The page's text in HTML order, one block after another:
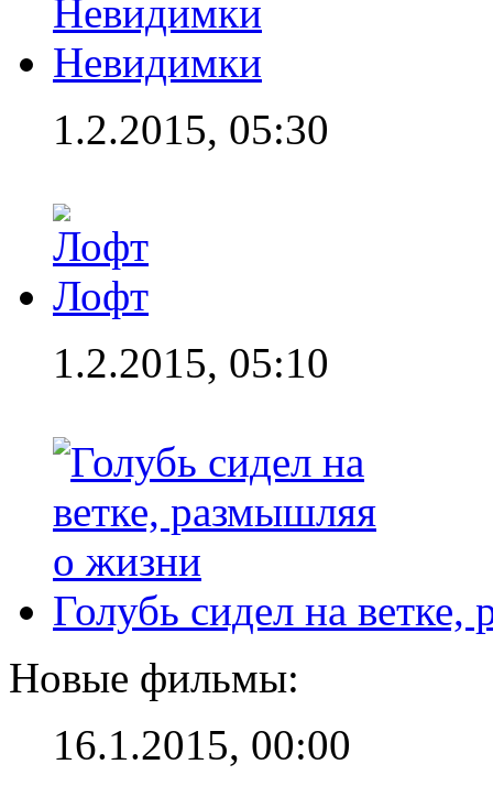
Невидимки
1.2.2015, 05:30
Лофт
1.2.2015, 05:10
Голубь сидел на
Новые фильмы:
16.1.2015, 00:00